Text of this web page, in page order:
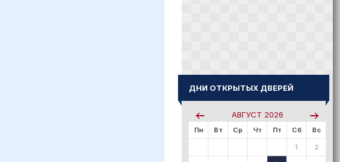
ДНИ ОТКРЫТЫХ ДВЕРЕЙ
АВГУСТ 2026
Пн Вт Ср Чт Пт Сб Вс
1 2